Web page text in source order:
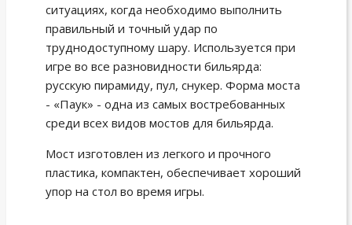
ситуациях, когда необходимо выполнить
правильный и точный удар по
труднодоступному шару. Используется при
игре во все разновидности бильярда:
русскую пирамиду, пул, снукер. Форма моста
- «Паук» - одна из самых востребованных
среди всех видов мостов для бильярда.
Мост изготовлен из легкого и прочного
пластика, компактен, обеспечивает хороший
упор на стол во время игры.